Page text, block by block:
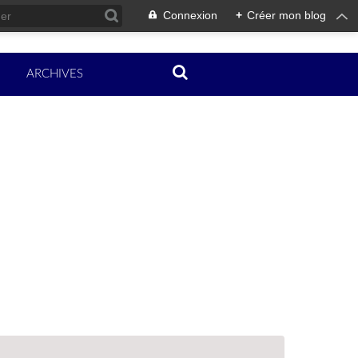
Connexion + Créer mon blog
ARCHIVES